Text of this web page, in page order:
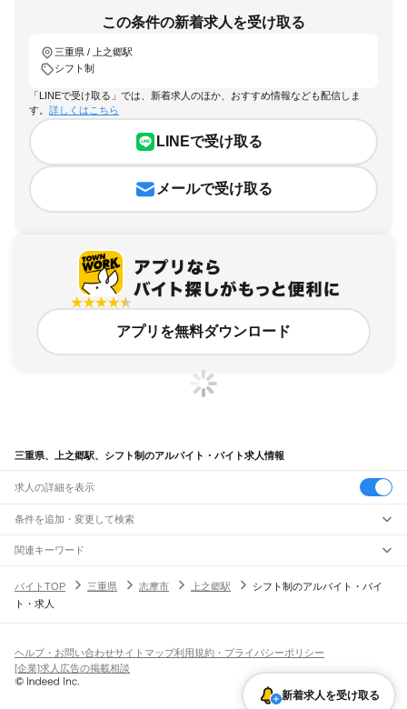
この条件の新着求人を受け取る
三重県 / 上之郷駅
シフト制
「LINEで受け取る」では、新着求人のほか、おすすめ情報なども配信しま
す。 詳しくはこちら
LINEで受け取る
メールで受け取る
アプリを無料ダウンロード
三重県、上之郷駅、シフト制のアルバイト・バイト求人情報
求人の詳細を表示
条件を追加・変更して検索
市区町村を追加・変更
三重県すべて
津市
駅を追加・変更
JR関西本線(亀山～加茂)
亀山駅 関駅 伊賀上野駅 島ケ原駅
職種を追加・変更
飲食・フードサービスすべて
ホールスタッフキッチンスタッフ
パン屋（ベーカリー）
バー（BAR）・バーテンダー
飲食店（店長・マネージャー）
人気
日払いOK高校生歓迎 髪型・髪色自由
留学生・外国人活躍中
雇用形態を追加・変更
関連キーワード
バイトTOP
三重県 志摩市 上之郷駅
シフト制のアルバイト・バイ
ト・求人
新着求人を受け取る
ヘルプ・お問い合わせサイトマップ利用規約・プライバシーポリシー
[企業]求人広告の掲載相談